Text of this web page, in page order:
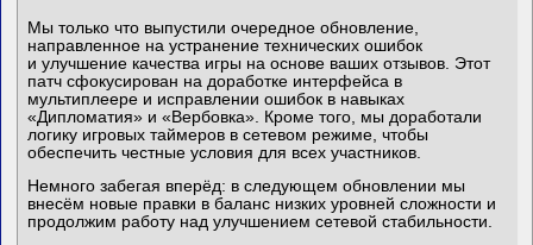
Мы только что выпустили очередное обновление,
направленное на устранение технических ошибок
и улучшение качества игры на основе ваших отзывов. Этот
патч сфокусирован на доработке интерфейса в
мультиплеере и исправлении ошибок в навыках
«Дипломатия» и «Вербовка». Кроме того, мы доработали
логику игровых таймеров в сетевом режиме, чтобы
обеспечить честные условия для всех участников.
Немного забегая вперёд: в следующем обновлении мы
внесём новые правки в баланс низких уровней сложности и
продолжим работу над улучшением сетевой стабильности.